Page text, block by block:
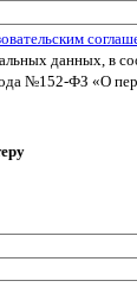
данных, в
№152-ФЗ «О